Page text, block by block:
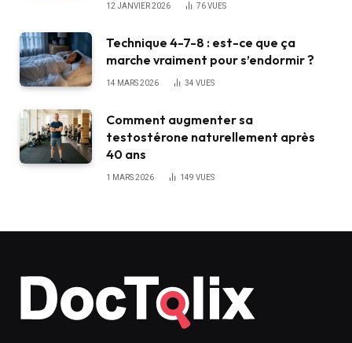
12 JANVIER 2026 76VUES
Technique 4-7-8 : est-ce que ça
marche vraiment pour s’endormir ?
14 MARS 2026 34 VUES
Comment augmenter sa
testostérone naturellement après
40 ans
1 MARS 2026 149 VUES